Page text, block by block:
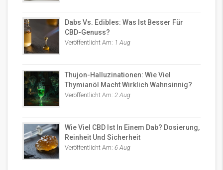
Dabs Vs. Edibles: Was Ist Besser Für
CBD-Genuss?
Veröffentlicht Am: 1 Aug
Thujon-Halluzinationen: Wie Viel
Thymianöl Macht Wirklich Wahnsinnig?
Veröffentlicht Am: 2 Aug
Wie Viel CBD Ist In Einem Dab? Dosierung,
Reinheit Und Sicherheit
Veröffentlicht Am: 6 Aug